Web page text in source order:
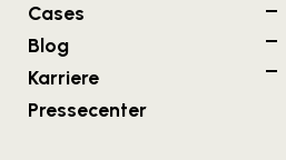
Cases
Blog
Karriere
Pressecenter